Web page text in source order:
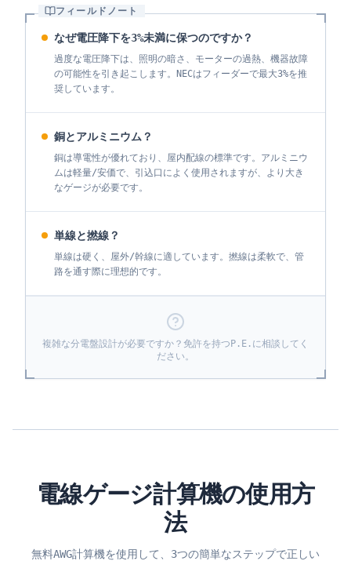
フィールドノート
なぜ電圧降下を3%未満に保つのですか？
過度な電圧降下は、照明の暗さ、モーターの過熱、機器故障
の可能性を引き起こします。NECはフィーダーで最大3%を推
奨しています。
銅とアルミニウム？
銅は導電性が優れており、屋内配線の標準です。アルミニウ
ムは軽量/安価で、引込口によく使用されますが、より大き
なゲージが必要です。
単線と撚線？
単線は硬く、屋外/幹線に適しています。撚線は柔軟で、管
路を通す際に理想的です。
複雑な分電盤設計が必要ですか？免許を持つP.E.に相談してく
ださい。
電線ゲージ計算機の使用方
法
無料AWG計算機を使用して、3つの簡単なステップで正しい